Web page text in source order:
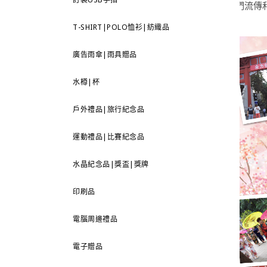
T-SHIRT|POLO恤衫|紡織品
廣告雨傘|雨具贈品
水樽|杯
戶外禮品|旅行紀念品
運動禮品|比賽紀念品
水晶紀念品|獎盃|獎牌
印刷品
電腦周邊禮品
電子贈品
們流傳